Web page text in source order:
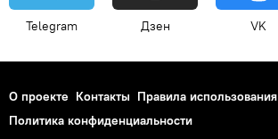
Telegram Дзен VK
О проекте Контакты Правила использования
Политика конфиденциальности